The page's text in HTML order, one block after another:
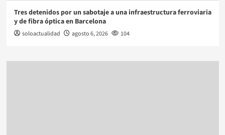
Tres detenidos por un sabotaje a una infraestructura ferroviaria
y de fibra óptica en Barcelona
soloactualidad agosto 6, 2026 104